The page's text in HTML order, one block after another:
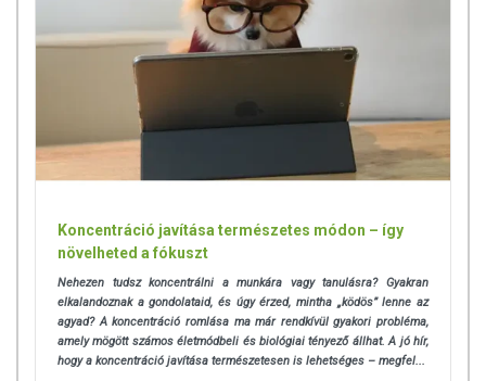
Koncentráció javítása természetes módon – így
növelheted a fókuszt
Nehezen tudsz koncentrálni a munkára vagy tanulásra? Gyakran
elkalandoznak a gondolataid, és úgy érzed, mintha „ködös” lenne az
agyad? A koncentráció romlása ma már rendkívül gyakori probléma,
amely mögött számos életmódbeli és biológiai tényező állhat.A jó hír,
hogy a koncentráció javítása természetesen is lehetséges – megfel...